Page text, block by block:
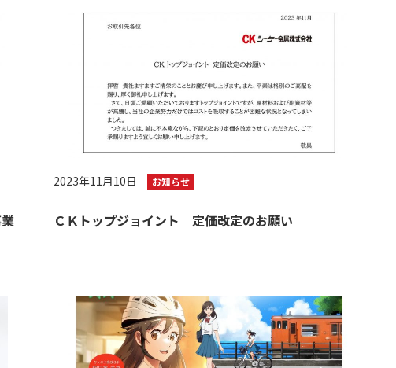
2023年11月10日 お知らせ
ＣＫトップジョイント 定価改定のお願い